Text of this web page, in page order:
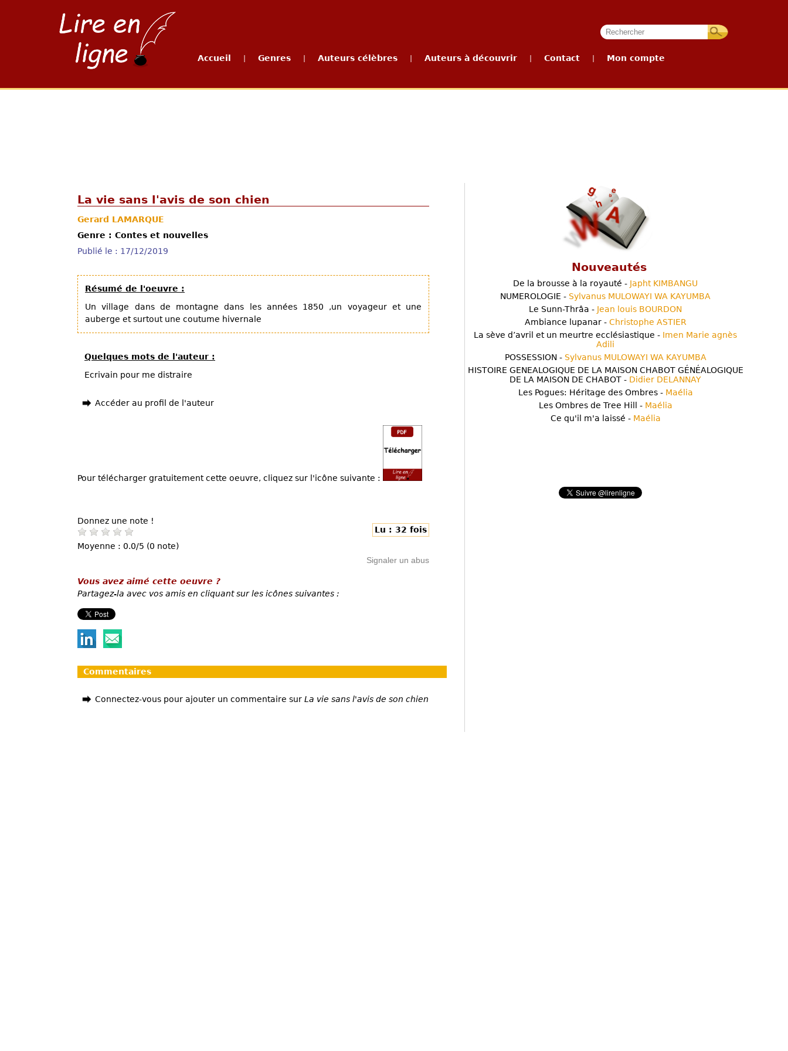
Accueil Genres Auteurs célèbres Auteurs à découvrir Contact Mon compte
La vie sans l'avis de son chien
Gerard LAMARQUE
Genre : Contes et nouvelles
Publié le : 17/12/2019
Résumé de l'oeuvre :
Un village dans de montagne dans les années 1850 ,un voyageur et une
auberge et surtout une coutume hivernale
Quelques mots de l'auteur :
Ecrivain pour me distraire
Accéder au profil de l'auteur
Pour télécharger gratuitement cette oeuvre, cliquez sur l'icône suivante :
Donnez une note !
Moyenne : 0.0/5 (0 note)
Lu : 32 fois
Signaler un abus
Vous avez aimé cette oeuvre ?
Partagez-la avec vos amis en cliquant sur les icônes suivantes :
Commentaires
Connectez-vous pour ajouter un commentaire sur La vie sans l'avis de son chien
Nouveautés
De la brousse à la royauté - Japht KIMBANGU
NUMEROLOGIE - Sylvanus MULOWAYI WA KAYUMBA
Le Sunn-Thrâa - Jean louis BOURDON
Ambiance lupanar - Christophe ASTIER
La sève d’avril et un meurtre ecclésiastique - Imen Marie agnès
Adili
POSSESSION - Sylvanus MULOWAYI WA KAYUMBA
HISTOIRE GENEALOGIQUE DE LA MAISON CHABOT GÉNÉALOGIQUE
DE LA MAISON DE CHABOT - Didier DELANNAY
Les Pogues: Héritage des Ombres - Maélia
Les Ombres de Tree Hill - Maélia
Ce qu'il m'a laissé - Maélia